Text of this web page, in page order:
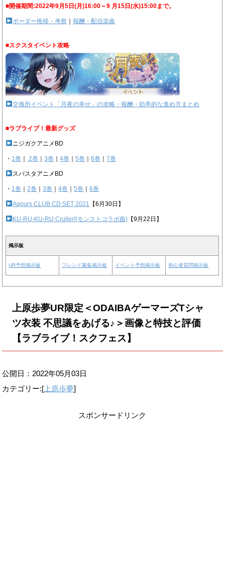
■開催期間:2022年9月5日(月)16:00～9 月15日(水)15:00まで。
ボーダー推移・考察 ｜報酬・配信楽曲
■スクスタイベント攻略
交換所イベント「月夜の幸せ」の攻略・報酬・効率的な進め方まとめ
■ラブライブ！最新グッズ
ニジガクアニメBD
・ 1巻 2巻 ｜3巻 ｜4巻 ｜5巻 ｜6巻 ｜7巻
スパスタアニメBD
・ 1巻 ｜2巻 ｜3巻 ｜4巻 ｜5巻 ｜6巻
Aqours CLUB CD SET 2021 【6月30日】
KU-RU-KU-RU Cruller!(モンストコラボ曲) 【9月22日】
掲示板
UR予想掲示板 フレンド募集掲示板 イベント予想掲示板 初心者質問掲示板
上原歩夢UR限定＜ODAIBAゲーマーズTシャ
ツ衣装 不思議をあげる♪＞画像と特技と評価
【ラブライブ！スクフェス】
公開日： 2022年05月03日
カテゴリー:[ 上原歩夢]
スポンサードリンク